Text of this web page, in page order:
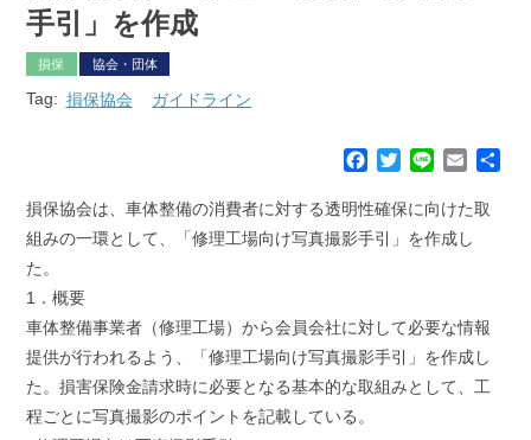
手引」を作成
損保 協会・団体
Tag: 損保協会 ガイドライン
c
e
k
T
i
n
e
E
a
損保協会は、車体整備の消費者に対する透明性確保に向けた取
組みの一環として、「修理工場向け写真撮影手引」を作成し
た。
1．概要
車体整備事業者（修理工場）から会員会社に対して必要な情報
提供が行われるよう、「修理工場向け写真撮影手引」を作成し
た。損害保険金請求時に必要となる基本的な取組みとして、工
程ごとに写真撮影のポイントを記載している。